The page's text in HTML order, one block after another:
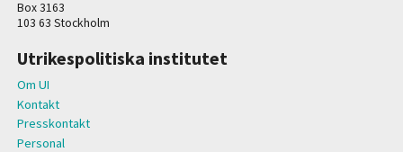
Box 3163
103 63 Stockholm
Utrikespolitiska institutet
Om UI
Kontakt
Presskontakt
Personal